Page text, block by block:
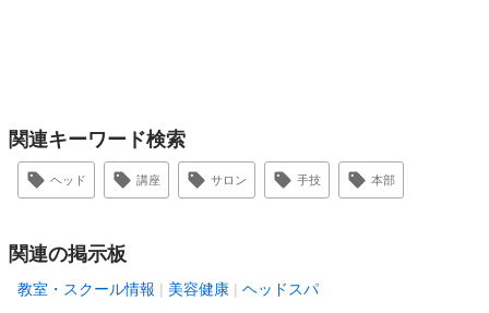
関連キーワード検索
ヘッド 講座 サロン 手技 本部
関連の掲示板
教室・スクール情報 美容健康 ヘッドスパ